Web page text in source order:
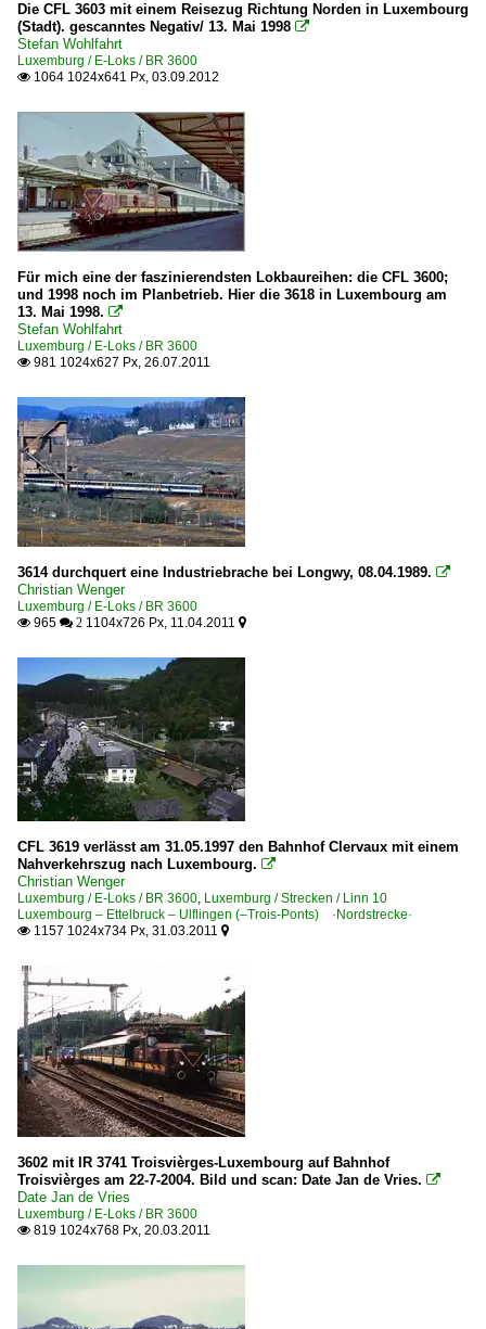
Die CFL 3603 mit einem Reisezug Richtung Norden in Luxembourg
(Stadt). gescanntes Negativ/ 13. Mai 1998 
Stefan Wohlfahrt
Luxemburg / E-Loks / BR 3600
 1064 1024x641 Px, 03.09.2012
Für mich eine der faszinierendsten Lokbaureihen: die CFL 3600;
und 1998 noch im Planbetrieb. Hier die 3618 in Luxembourg am
13. Mai 1998. 
Stefan Wohlfahrt
Luxemburg / E-Loks / BR 3600
 981 1024x627 Px, 26.07.2011
3614 durchquert eine Industriebrache bei Longwy, 08.04.1989. 
Christian Wenger
Luxemburg / E-Loks / BR 3600
 965  2 1104x726 Px, 11.04.2011 
CFL 3619 verlässt am 31.05.1997 den Bahnhof Clervaux mit einem
Nahverkehrszug nach Luxembourg. 
Christian Wenger
Luxemburg / E-Loks / BR 3600, Luxemburg / Strecken / Linn 10
Luxembourg – Ettelbruck – Ulflingen (–Trois-Ponts) ·Nordstrecke·
 1157 1024x734 Px, 31.03.2011 
3602 mit IR 3741 Troisvièrges-Luxembourg auf Bahnhof
Troisvièrges am 22-7-2004. Bild und scan: Date Jan de Vries. 
Date Jan de Vries
Luxemburg / E-Loks / BR 3600
 819 1024x768 Px, 20.03.2011